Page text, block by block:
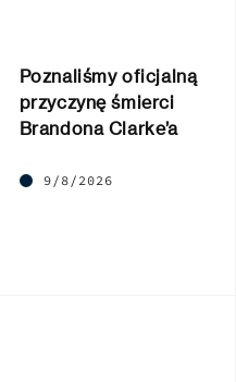
Poznaliśmy oficjalną
przyczynę śmierci
Brandona Clarke’a
9/8/2026